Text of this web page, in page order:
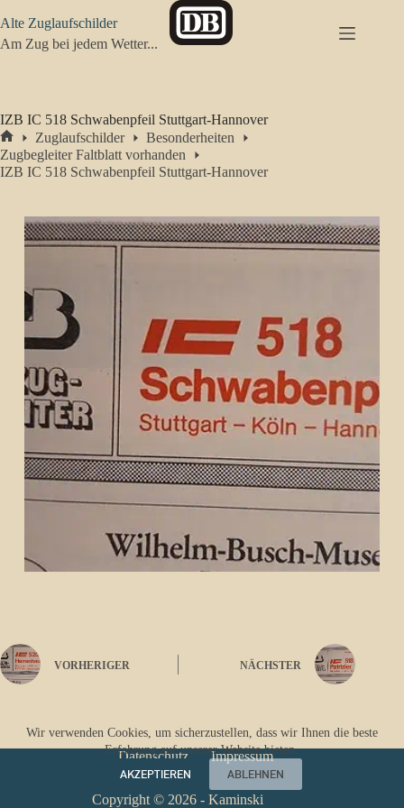
Inhalt
springen
Wir verwenden Cookies, um sicherzustellen, dass wir Ihnen die beste
Erfahrung auf unserer Website bieten.
AKZEPTIEREN
ABLEHNEN
Alte Zuglaufschilder
Am Zug bei jedem Wetter...
IZB IC 518 Schwabenpfeil Stuttgart-Hannover
Start
Zuglaufschilder
Besonderheiten
Zugbegleiter Faltblatt vorhanden
IZB IC 518 Schwabenpfeil Stuttgart-Hannover
VORHERIGER NÄCHSTER
Datenschutz Impressum
Copyright © 2026 - Kaminski